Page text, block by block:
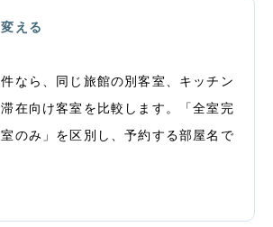
える
なら、同じ旅館の別客室、キッチン
在向け客室を比較します。「全室完
のみ」を区別し、予約する部屋名で